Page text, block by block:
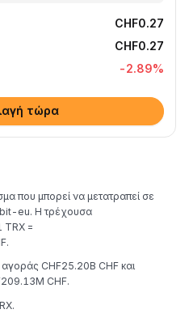
CHF0.27
CHF0.27
-2.89%
τώρα
που μπορεί να μετατραπεί σε
eu. Η τρέχουσα
TRX =
CHF25.20B CHF και
CHF.